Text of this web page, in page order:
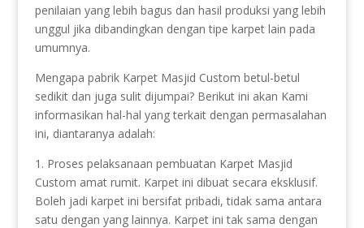
penilaian yang lebih bagus dan hasil produksi yang lebih
unggul jika dibandingkan dengan tipe karpet lain pada
umumnya.
Mengapa pabrik Karpet Masjid Custom betul-betul
sedikit dan juga sulit dijumpai? Berikut ini akan Kami
informasikan hal-hal yang terkait dengan permasalahan
ini, diantaranya adalah:
1. Proses pelaksanaan pembuatan Karpet Masjid
Custom amat rumit. Karpet ini dibuat secara eksklusif.
Boleh jadi karpet ini bersifat pribadi, tidak sama antara
satu dengan yang lainnya. Karpet ini tak sama dengan